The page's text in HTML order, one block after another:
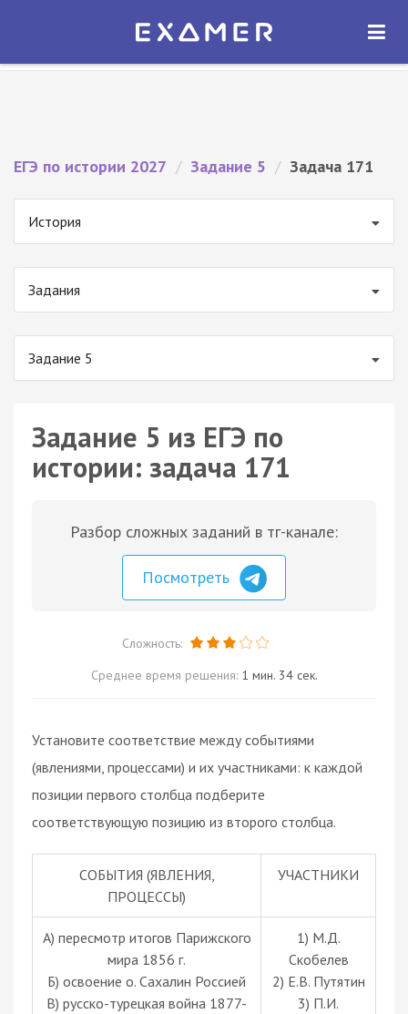
Экзамер — ЕГЭ 2027
ОТКРЫТЬ
ЕГЭ по истории 2027 / Задание 5 / Задача 171
История
Задания
Задание 5
Задание 5 из ЕГЭ по
истории: задача 171
Разбор сложных заданий в тг-канале:
Посмотреть
Сложность:
Среднее время решения: 1 мин. 34 сек.
Установите соответствие между событиями
(явлениями, процессами) и их участниками: к каждой
позиции первого столбца подберите
соответствующую позицию из второго столбца.
СОБЫТИЯ (ЯВЛЕНИЯ,
ПРОЦЕССЫ)
УЧАСТНИКИ
A) пересмотр итогов Парижского
мира 1856 г.
Б) освоение о. Сахалин Россией
В) русско-турецкая война 1877-
1) М.Д.
Скобелев
2) Е.В. Путятин
3) П.И.